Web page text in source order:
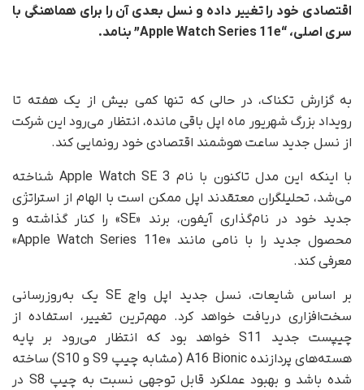
اقتصادی خود را تغییر داده و نسل بعدی آن را برای هماهنگی با
سری اصلی، “Apple Watch Series 11e” بنامد.
به گزارش تکناک، در حالی که تنها کمی بیش از یک هفته تا
رویداد بزرگ شهریور ماه اپل باقی مانده، انتظار می‌رود این شرکت
از نسل جدید ساعت هوشمند اقتصادی خود رونمایی کند.
با اینکه این مدل تاکنون با نام Apple Watch SE 3 شناخته
می‌شد، تحلیلگران معتقدند اپل ممکن است با الهام از استراتژی
جدید خود در نام‌گذاری آیفون، برند «SE» را کنار گذاشته و
محصول جدید را با نامی مانند «Apple Watch Series 11e»
معرفی کند.
بر اساس شایعات، نسل جدید اپل واچ SE یک به‌روزرسانی
سخت‌افزاری دریافت خواهد کرد. مهم‌ترین تغییر، استفاده از
چیپست جدید S11 خواهد بود که انتظار می‌رود بر پایه
هسته‌های پردازنده A16 Bionic (مشابه چیپ S9 و S10) ساخته
شده باشد و بهبود عملکرد قابل توجهی نسبت به چیپ S8 در